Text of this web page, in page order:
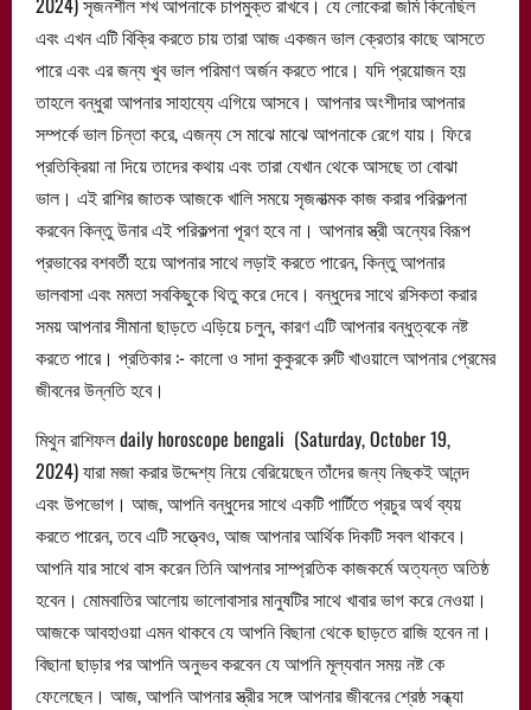
এবং এখন এটি বিক্রি করতে চায় তারা আজ একজন ভাল ক্রেতার কাছে আসতে
পারে এবং এর জন্য খুব ভাল পরিমাণ অর্জন করতে পারে। যদি প্রয়োজন হয়
তাহলে বন্ধুরা আপনার সাহায্যে এগিয়ে আসবে। আপনার অংশীদার আপনার
সম্পর্কে ভাল চিন্তা করে, এজন্য সে মাঝে মাঝে আপনাকে রেগে যায়। ফিরে
প্রতিক্রিয়া না দিয়ে তাদের কথায় এবং তারা যেখান থেকে আসছে তা বোঝা
ভাল। এই রাশির জাতক আজকে খালি সময়ে সৃজনাত্মক কাজ করার পরিকল্পনা
করবেন কিন্তু উনার এই পরিকল্পনা পূরণ হবে না। আপনার স্ত্রী অন্যের বিরূপ
প্রভাবের বশবর্তী হয়ে আপনার সাথে লড়াই করতে পারেন, কিন্তু আপনার
ভালবাসা এবং মমতা সবকিছুকে থিতু করে দেবে। বন্ধুদের সাথে রসিকতা করার
সময় আপনার সীমানা ছাড়তে এড়িয়ে চলুন, কারণ এটি আপনার বন্ধুত্বকে নষ্ট
করতে পারে। প্রতিকার :- কালো ও সাদা কুকুরকে রুটি খাওয়ালে আপনার প্রেমের
জীবনের উন্নতি হবে।
মিথুন রাশিফল daily horoscope bengali (Saturday, October 19,
2024) যারা মজা করার উদ্দেশ্য নিয়ে বেরিয়েছেন তাঁদের জন্য নিছকই আনন্দ
এবং উপভোগ। আজ, আপনি বন্ধুদের সাথে একটি পার্টিতে প্রচুর অর্থ ব্যয়
করতে পারেন, তবে এটি সত্ত্বেও, আজ আপনার আর্থিক দিকটি সবল থাকবে।
আপনি যার সাথে বাস করেন তিনি আপনার সাম্প্রতিক কাজকর্মে অত্যন্ত অতিষ্ঠ
হবেন। মোমবাতির আলোয় ভালোবাসার মানুষটির সাথে খাবার ভাগ করে নেওয়া।
আজকে আবহাওয়া এমন থাকবে যে আপনি বিছানা থেকে ছাড়তে রাজি হবেন না।
বিছানা ছাড়ার পর আপনি অনুভব করবেন যে আপনি মূল্যবান সময় নষ্ট কে
ফেলেছেন। আজ, আপনি আপনার স্ত্রীর সঙ্গে আপনার জীবনের শ্রেষ্ঠ সন্ধ্যা